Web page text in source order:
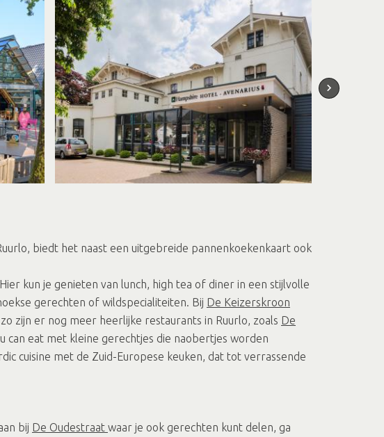
biedt het naast een uitgebreide pannenkoekenkaart ook
kun je genieten van lunch, high tea of diner in een stijlvolle
gerechten of wildspecialiteiten. Bij De Keizerskroon
zijn er nog meer heerlijke restaurants in Ruurlo, zoals De
can eat met kleine gerechtjes die naobertjes worden
cuisine met de Zuid-Europese keuken, dat tot verrassende
bij De Oudestraat waar je ook gerechten kunt delen, ga